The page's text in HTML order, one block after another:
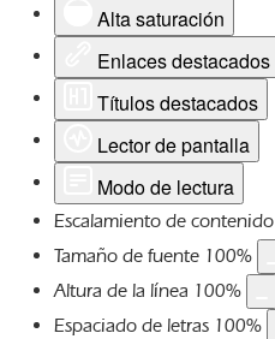
Alta saturación
Enlaces destacados
Títulos destacados
Lector de pantalla
Modo de lectura
Escalamiento de contenido
Tamaño de fuente 100%
Altura de la línea 100%
Espaciado de letras 100%